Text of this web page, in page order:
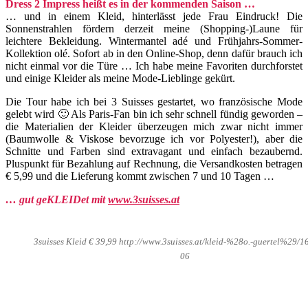
Dress 2 Impress heißt es in der kommenden Saison …
… und in einem Kleid, hinterlässt jede Frau Eindruck! Die
Sonnenstrahlen fördern derzeit meine (Shopping-)Laune für
leichtere Bekleidung. Wintermantel adé und Frühjahrs-Sommer-
Kollektion olé. Sofort ab in den Online-Shop, denn dafür brauch ich
nicht einmal vor die Türe … Ich habe meine Favoriten durchforstet
und einige Kleider als meine Mode-Lieblinge gekürt.
Die Tour habe ich bei 3 Suisses gestartet, wo französische Mode
gelebt wird 🙂 Als Paris-Fan bin ich sehr schnell fündig geworden –
die Materialien der Kleider überzeugen mich zwar nicht immer
(Baumwolle & Viskose bevorzuge ich vor Polyester!), aber die
Schnitte und Farben sind extravagant und einfach bezaubernd.
Pluspunkt für Bezahlung auf Rechnung, die Versandkosten betragen
€ 5,99 und die Lieferung kommt zwischen 7 und 10 Tagen …
… gut geKLEIDet mitwww.3suisses.at
3suisses Kleid € 39,99 http://www.3suisses.at/kleid-%28o.-guertel%29/
06